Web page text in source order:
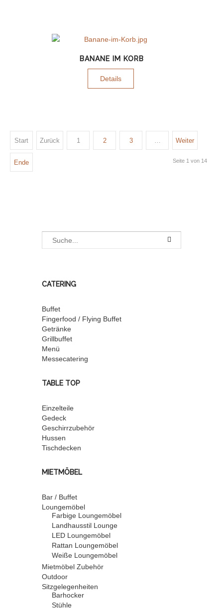
BANANE IM KORB
Details
Start Zurück 1 2 3 … Weiter
Ende Seite 1 von 14
CATERING
Buffet
Fingerfood / Flying Buffet
Getränke
Grillbuffet
Menü
Messecatering
TABLE TOP
Einzelteile
Gedeck
Geschirrzubehör
Hussen
Tischdecken
MIETMÖBEL
Bar / Buffet
Loungemöbel
Farbige Loungemöbel
Landhausstil Lounge
LED Loungemöbel
Rattan Loungemöbel
Weiße Loungemöbel
Mietmöbel Zubehör
Outdoor
Sitzgelegenheiten
Barhocker
Stühle